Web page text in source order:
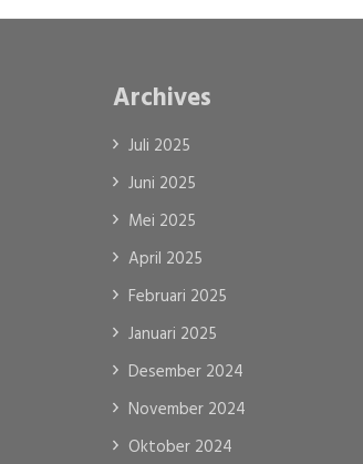
Archives
Juli 2025
Juni 2025
Mei 2025
April 2025
Februari 2025
Januari 2025
Desember 2024
November 2024
Oktober 2024